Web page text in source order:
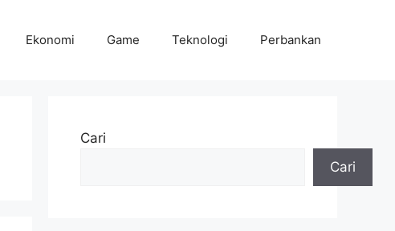
Ekonomi Game Teknologi Perbankan
Cari
Cari